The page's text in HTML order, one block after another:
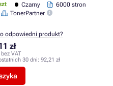
Czarny
6000 stron
TonerPartner
zł
bez VAT
30 dni: 92,21 zł
odpowiedni produkt?